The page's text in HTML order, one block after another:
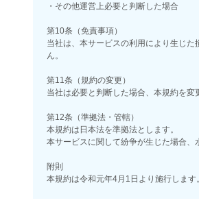
・その他運営上必要と判断した場合
第10条（免責事項）
当社は、本サービスの利用により生じ
ん。
第11条（規約の変更）
当社は必要と判断した場合、本規約を変
第12条（準拠法・管轄）
本規約は日本法を準拠法とします。
本サービスに関して紛争が生じた場合、
附則
本規約は令和元年4月1日より施行します。